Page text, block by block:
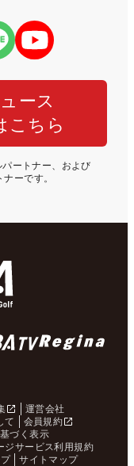
ース
こちら
ートナー、および
ーです。
運営会社
て
会員規約
づく表示
ジサービス利用規約
サイトマップ